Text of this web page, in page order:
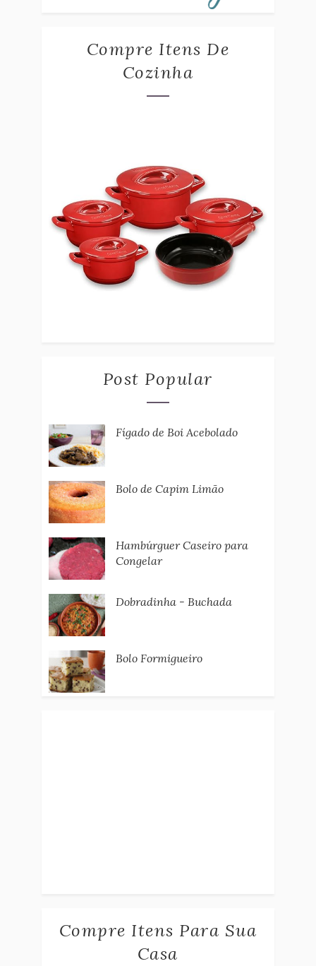
Compre Itens De
Cozinha
Post Popular
Fígado de Boi Acebolado
Bolo de Capim Limão
Hambúrguer Caseiro para
Congelar
Dobradinha - Buchada
Bolo Formigueiro
Compre Itens Para Sua
Casa